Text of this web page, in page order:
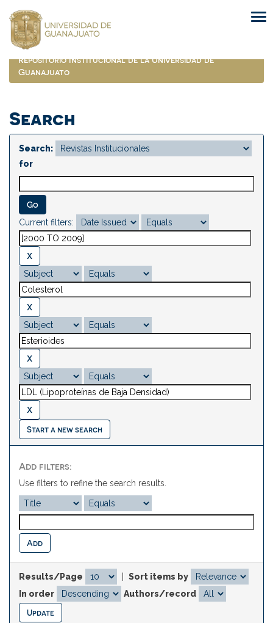
navigation
Repositorio Institucional de la Universidad de
Guanajuato
Search
Search:
for
Current filters:
Start a new search
Add filters:
Use filters to refine the search results.
Results/Page
Sort items by
In order
Authors/record